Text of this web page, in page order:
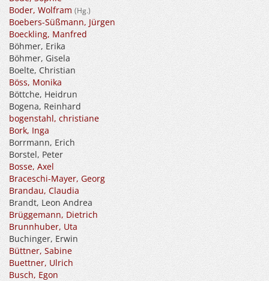
Boder, Wolfram (Hg.)
Boebers-Süßmann, Jürgen
Boeckling, Manfred
Böhmer, Erika
Böhmer, Gisela
Boelte, Christian
Böss, Monika
Böttche, Heidrun
Bogena, Reinhard
bogenstahl, christiane
Bork, Inga
Borrmann, Erich
Borstel, Peter
Bosse, Axel
Braceschi-Mayer, Georg
Brandau, Claudia
Brandt, Leon Andrea
Brüggemann, Dietrich
Brunnhuber, Uta
Buchinger, Erwin
Büttner, Sabine
Buettner, Ulrich
Busch, Egon